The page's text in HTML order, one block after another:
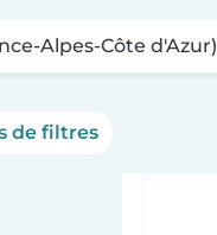
Alpes-Côte d'Azur)
de filtres